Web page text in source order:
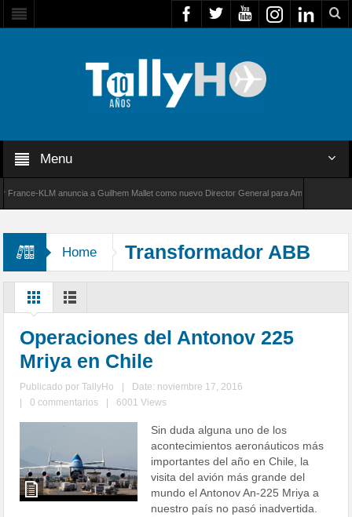
Menu
KLM anuncia a Guilhem Mallet como nuevo Director General para América Latina
Home
Transformador ABB
Brasil
Operaciones del Antonov 225
Mriya en Chile
Publicado porTallyHo
Date: noviembre 17, 2016
0 commentarios 6001 Views
Sin duda alguna uno de los
acontecimientos aeronáuticos más
importantes del año en Chile, la
visita del avión más grande del
mundo el Antonov An-225 Mriya a
nuestro país no pasó inadvertida.